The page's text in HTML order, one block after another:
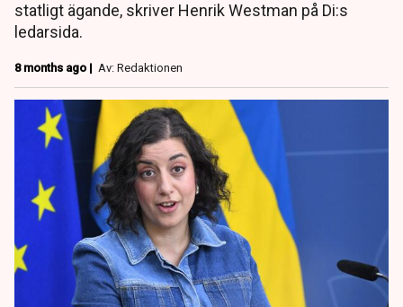
statligt ägande, skriver Henrik Westman på Di:s
ledarsida.
8 months ago | Av: Redaktionen